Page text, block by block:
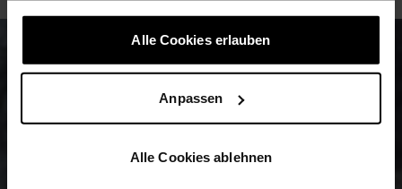
Alle Cookies erlauben
Anpassen
Alle Cookies ablehnen